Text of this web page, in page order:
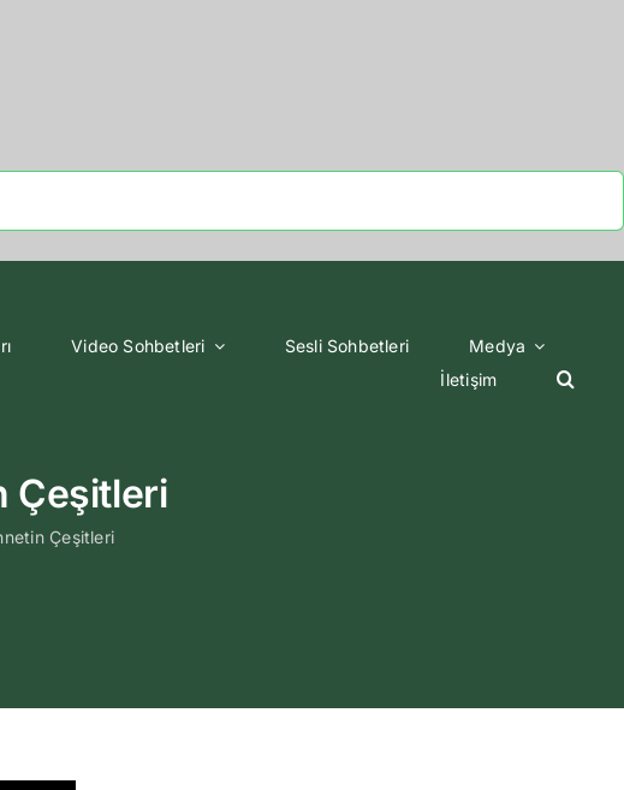
Video Sohbetleri Sesli Sohbetleri
Medya
İletişim
Çeşitleri
Çeşitleri